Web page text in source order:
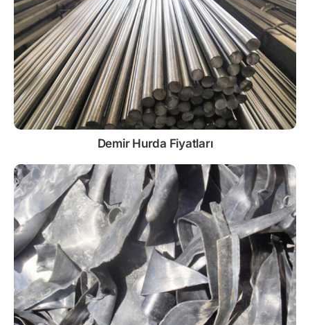
Demir Hurda Fiyatları